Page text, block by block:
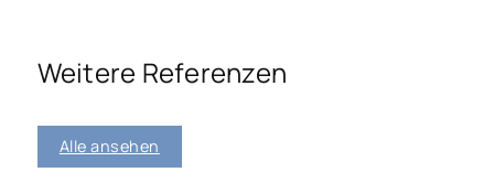
Weitere Referenzen
Alle ansehen